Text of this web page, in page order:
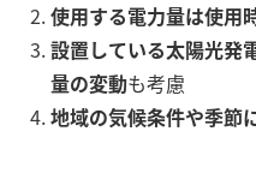
使用する電力量は使用
設置している太陽光発
量の変動も考慮
地域の気候条件や季節